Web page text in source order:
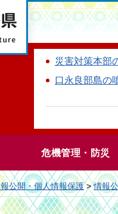
災害対策本部
口永良部島の
危機管理・防災
公開・個人情報保護>情報